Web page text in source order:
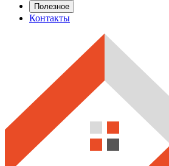
Полезное
Контакты